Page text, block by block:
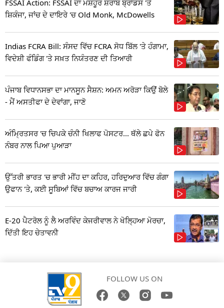
FSSAI Action: FSSAI ਦਾ ਮਸ਼ਹੂਰ ਸ਼ਰਾਬ ਬ੍ਰਾਂਡਸ 'ਤੇ
ਸ਼ਿਕੰਜਾ, ਜਾਂਚ ਦੇ ਦਾਇਰੇ 'ਚ Old Monk, McDowells
Indias FCRA Bill: ਸੰਸਦ ਵਿੱਚ FCRA ਸੋਧ ਬਿੱਲ 'ਤੇ ਹੰਗਾਮਾ,
ਵਿਦੇਸ਼ੀ ਫੰਡਿੰਗ 'ਤੇ ਸਖ਼ਤ ਨਿਯੰਤਰਣ ਦੀ ਤਿਆਰੀ
ਪੰਜਾਬ ਵਿਧਾਨਸਭਾ ਦਾ ਮਾਨਸੂਨ ਸੈਸ਼ਨ: ਅਮਨ ਅਰੋੜਾ ਕਿਉਂ ਬੋਲੇ
- ਮੈਂ ਅਸਤੀਫਾ ਦੇ ਦੇਵਾਂਗਾ, ਜਾਣੋ
ਅੰਮ੍ਰਿਤਸਰ 'ਚ ਚਿਪਕੇ ਚੰਨੀ ਖਿਲਾਫ ਪੋਸਟਰ... ਥੱਲੇ ਛਪੇ ਫੋਨ
ਨੰਬਰ ਨਾਲ ਪਿਆ ਪੁਆੜਾ
ਉੱਤਰੀ ਭਾਰਤ 'ਚ ਭਾਰੀ ਮੀਂਹ ਦਾ ਕਹਿਰ, ਹਰਿਦੁਆਰ ਵਿੱਚ ਗੰਗਾ
ਉਫਾਨ 'ਤੇ, ਕਈ ਸੂਬਿਆਂ ਵਿੱਚ ਬਚਾਅ ਕਾਰਜ ਜਾਰੀ
E-20 ਪੈਟਰੋਲ ਨੂੰ ਲੈ ਅਰਵਿੰਦ ਕੇਜਰੀਵਾਲ ਨੇ ਖੋਲ੍ਹਿਆ ਮੋਰਚਾ,
ਦਿੱਤੀ ਇਹ ਚੇਤਾਵਨੀ
FOLLOW US ON